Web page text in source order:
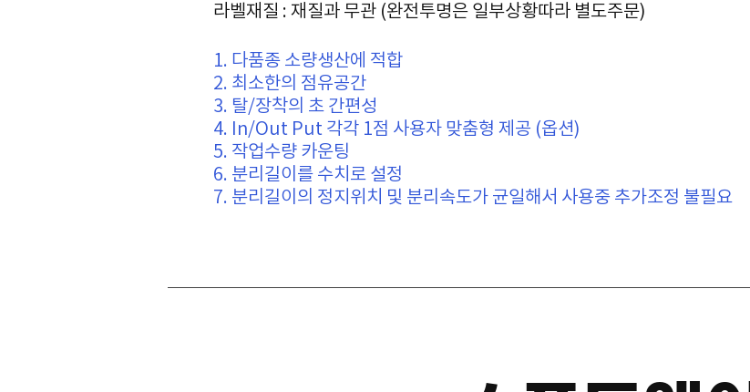
라벨재질 : 재질과 무관 (완전투명은 일부상황따라 별도주문)
1. 다품종 소량생산에 적합
2. 최소한의 점유공간
3. 탈/장착의 초 간편성
4. In/Out Put 각각 1점 사용자 맞춤형 제공 (옵션)
5. 작업수량 카운팅
6. 분리길이를 수치로 설정
7. 분리길이의 정지위치 및 분리속도가 균일해서 사용중 추가조정 불필요